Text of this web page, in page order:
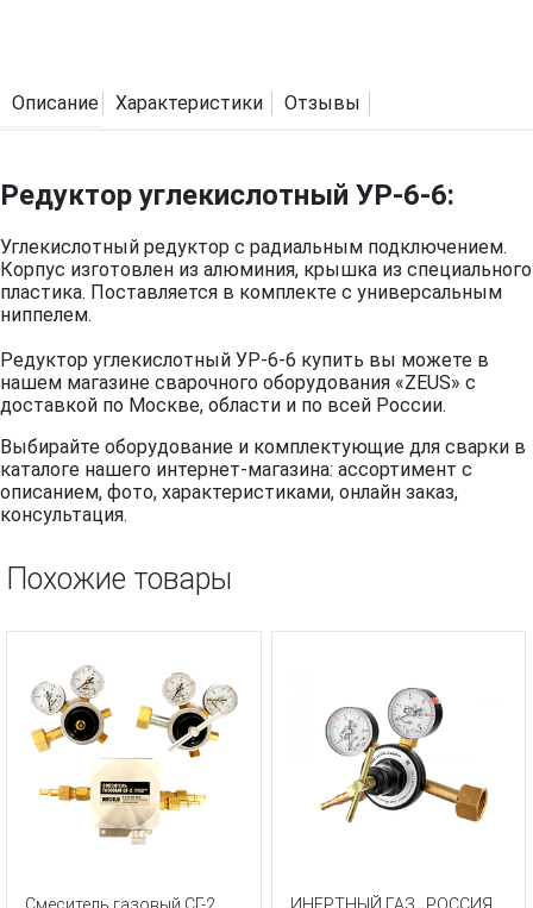
Описание Характеристики Отзывы
Редуктор углекислотный УР-6-6:
Углекислотный редуктор c радиальным подключением.
Корпус изготовлен из алюминия, крышка из специального
пластика. Поставляется в комплекте с универсальным
ниппелем.
Редуктор углекислотный УР-6-6 купить вы можете в
нашем магазине сварочного оборудования «ZEUS» с
доставкой по Москве, области и по всей России.
Выбирайте оборудование и комплектующие для сварки в
каталоге нашего интернет-магазина: ассортимент с
описанием, фото, характеристиками, онлайн заказ,
консультация.
Похожие товары